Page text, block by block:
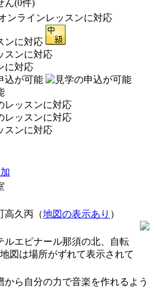
ん(0件)
高久丙（地図の表示あり ）
ルエピナール那須の北、自転
図は場所がずれて表示されて
から自分の力で音楽を作れるよう